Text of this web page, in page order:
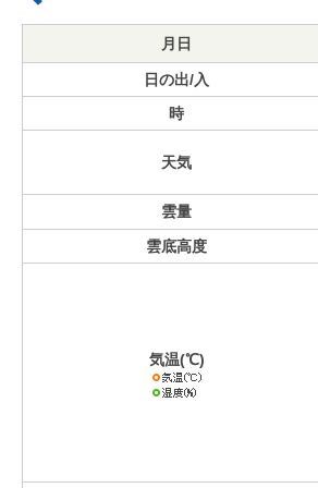
月日
日の出/入
時
天気
雲量
雲底高度
気温(℃)